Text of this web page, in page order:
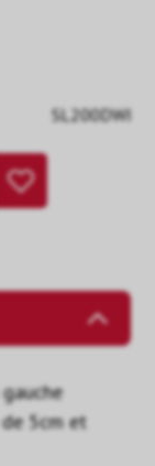
SL200DWI
5cm et